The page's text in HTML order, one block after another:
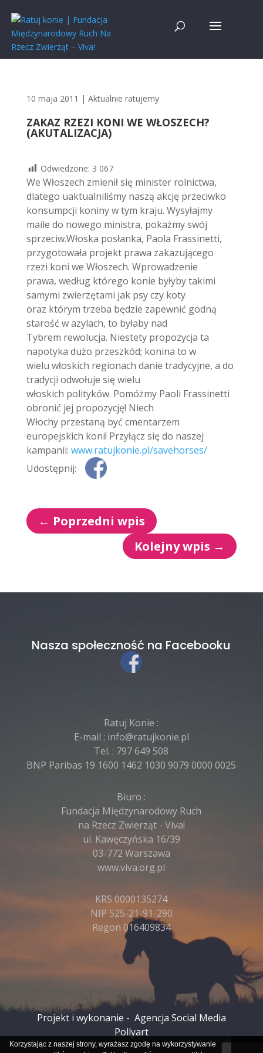
10 maja 2011 | Aktualnie ratujemy
ZAKAZ RZEZI KONI WE WŁOSZECH?
(AKUTALIZACJA)
Odwiedzone: 3 067
We Włoszech zmienił się minister rolnictwa,
dlatego uaktualniliśmy naszą akcję przeciwko
konsumpcji koniny w tym kraju. Wysyłajmy
maile do nowego ministra, pokażmy swój
sprzeciw.Włoska posłanka, Paola Frassinetti,
przygotowała projekt prawa zakazującego
rzezi koni we Włoszech. Wprowadzenie
prawa, według którego konie byłyby takimi
samymi zwierzętami jak psy czy koty
oraz którym trzeba będzie zapewnić godną
starość w azylach, to byłaby nad
Tybrem rewolucja. Niestety propozycja ta
napotyka dużo przeszkód; konina to w
wielu włoskich regionach danie tradycyjne, a do
tradycji odwołuje się wielu
włoskich polityków. Pomóżmy Paoli Frassinetti
obronić jej propozycję! Niech
Włochy przestaną być cmentarzem
europejskich koni! Przyłącz się do naszej
kampanii: www.ratujkonie.pl/savehorses/
Udostępnij:
← Poprzedni wpis
Kolejny wpis →
Nasza społeczność na Facebooku
Ratuj Konie :
E-mail : info@ratujkonie.pl
Tel. : 797 649 508
BNP Paribas 19 1600 1462 1030 9079 0000 0025
Biuro :
Fundacja Międzynarodowy Ruch
na Rzecz Zwierząt - Viva!
ul. Kawęczyńska 16/39
03-772 Warszawa
www.viva.org.pl
KRS 0000135274
NIP 525-21-91-290
Regon 016409834
Projekt i wykonanie - Agencja Social Media
Pollyart
Korzystając z naszej strony, wyrażasz zgodę na wykorzystywanie